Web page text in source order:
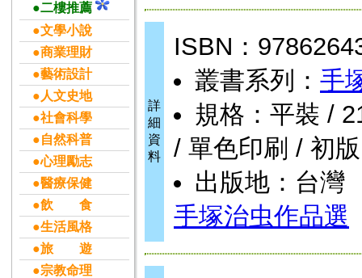
●二樓推薦
●文學小說
●商業理財
●藝術設計
●人文史地
●社會科學
●自然科普
●心理勵志
●醫療保健
●飲 食
●生活風格
●旅 遊
●宗教命理
詳
細
資
料
ISBN：
叢書系列： 手
規格：平裝 /
/ 單色印刷 / 初版
出版地：台灣
手塚治虫作品選